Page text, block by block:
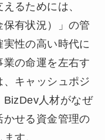
るためには、
保有状況）」の管
性の高い時代に
の命運を左右す
キャッシュポジ
BizDev人材がなぜ
せる資金管理の